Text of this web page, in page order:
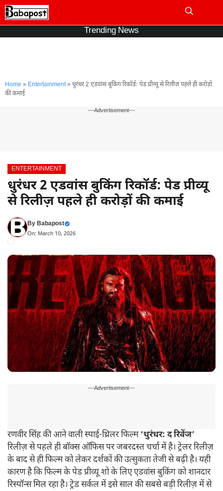
Skip
to
Trending News
Home » Entertainment» धुरंधर 2 एडवांस बुकिंग रिकॉर्ड: पेड प्रीव्यू से रिलीज़ पहले ही करोड़ों
की कमाई
---Advertisement---
ENTERTAINMENT
धुरंधर 2 एडवांस बुकिंग रिकॉर्ड: पेड प्रीव्यू
से रिलीज़ पहले ही करोड़ों की कमाई
ByBabapost
On: March 10, 2026
---Advertisement---
रणवीर सिंह की आने वाली स्पाई-थ्रिलर फिल्म‘धुरंधर: द रिवेंज’
रिलीज़ से पहले ही बॉक्स ऑफिस पर जबरदस्त चर्चा में है। ट्रेलर रिलीज़
के बाद से ही फिल्म को लेकर दर्शकों की उत्सुकता तेजी से बढ़ी है। यही
कारण है कि फिल्म के पेड प्रीव्यू शो के लिए एडवांस बुकिंग को शानदार
रिस्पॉन्स मिल रहा है। ट्रेड सर्कल में इसे साल की सबसे बड़ी रिलीज़ में से